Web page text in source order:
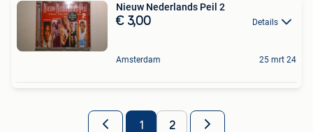
Nieuw Nederlands Peil 2
€ 3,00 Details
Amsterdam 25 mrt 24
1 2